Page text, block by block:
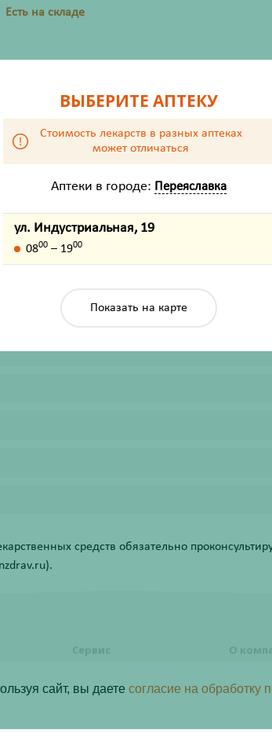
Есть на складе
ХАРАКТЕРИСТИКИ
Цэрера
Жизненно важный
средств обязательно
Сервис
Акции
О
сайт, вы даете согласие на обработку
ВЫБЕРИТЕ АПТЕКУ
Стоимость лекарств в разных аптеках
может отличаться
Аптеки в городе: Переяславка
ул. Индустриальная, 19
0800 – 1900
Показать на карте